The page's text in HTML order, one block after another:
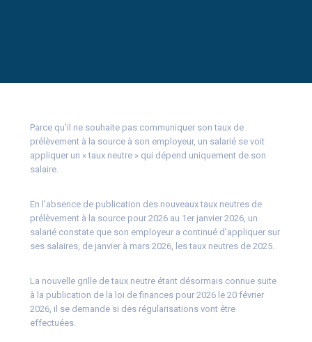
Parce qu’il ne souhaite pas communiquer son taux de
prélèvement à la source à son employeur, un salarié se voit
appliquer un « taux neutre » qui dépend uniquement de son
salaire.
En l’absence de publication des nouveaux taux neutres de
prélèvement à la source pour 2026 au 1er janvier 2026, un
salarié constate que son employeur a continué d’appliquer sur
ses salaires, de janvier à mars 2026, les taux neutres de 2025.
La nouvelle grille de taux neutre étant désormais connue suite
à la publication de la loi de finances pour 2026 le 20 février
2026, il se demande si des régularisations vont être
effectuées.